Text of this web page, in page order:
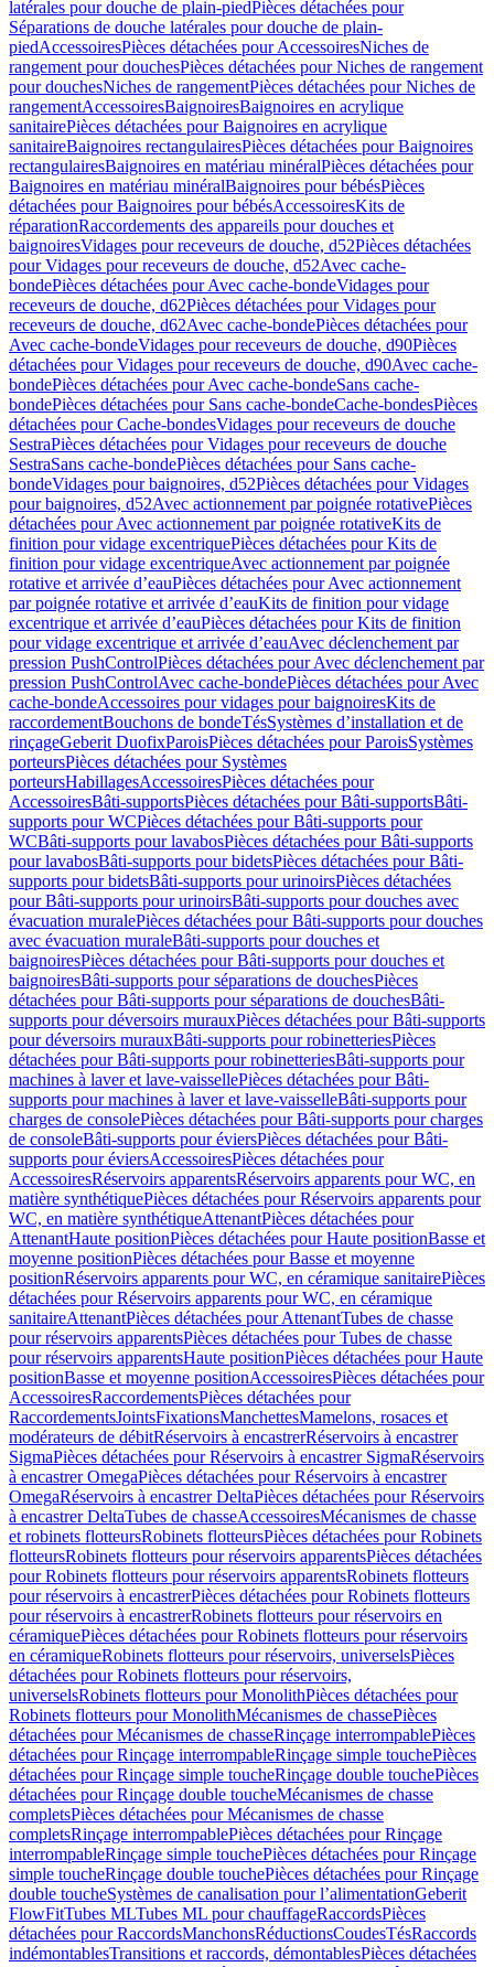
latérales pour douche de plain-piedPièces détachées pour
Séparations de douche latérales pour douche de plain-
piedAccessoiresPièces détachées pour AccessoiresNiches de
rangement pour douchesPièces détachées pour Niches de rangement
pour douchesNiches de rangementPièces détachées pour Niches de
rangementAccessoiresBaignoiresBaignoires en acrylique
sanitairePièces détachées pour Baignoires en acrylique
sanitaireBaignoires rectangulairesPièces détachées pour Baignoires
rectangulairesBaignoires en matériau minéralPièces détachées pour
Baignoires en matériau minéralBaignoires pour bébésPièces
détachées pour Baignoires pour bébésAccessoiresKits de
réparationRaccordements des appareils pour douches et
baignoiresVidages pour receveurs de douche, d52Pièces détachées
pour Vidages pour receveurs de douche, d52Avec cache-
bondePièces détachées pour Avec cache-bondeVidages pour
receveurs de douche, d62Pièces détachées pour Vidages pour
receveurs de douche, d62Avec cache-bondePièces détachées pour
Avec cache-bondeVidages pour receveurs de douche, d90Pièces
détachées pour Vidages pour receveurs de douche, d90Avec cache-
bondePièces détachées pour Avec cache-bondeSans cache-
bondePièces détachées pour Sans cache-bondeCache-bondesPièces
détachées pour Cache-bondesVidages pour receveurs de douche
SestraPièces détachées pour Vidages pour receveurs de douche
SestraSans cache-bondePièces détachées pour Sans cache-
bondeVidages pour baignoires, d52Pièces détachées pour Vidages
pour baignoires, d52Avec actionnement par poignée rotativePièces
détachées pour Avec actionnement par poignée rotativeKits de
finition pour vidage excentriquePièces détachées pour Kits de
finition pour vidage excentriqueAvec actionnement par poignée
rotative et arrivée d’eauPièces détachées pour Avec actionnement
par poignée rotative et arrivée d’eauKits de finition pour vidage
excentrique et arrivée d’eauPièces détachées pour Kits de finition
pour vidage excentrique et arrivée d’eauAvec déclenchement par
pression PushControlPièces détachées pour Avec déclenchement par
pression PushControlAvec cache-bondePièces détachées pour Avec
cache-bondeAccessoires pour vidages pour baignoiresKits de
raccordementBouchons de bondeTésSystèmes d’installation et de
rinçageGeberit DuofixParoisPièces détachées pour ParoisSystèmes
porteursPièces détachées pour Systèmes
porteursHabillagesAccessoiresPièces détachées pour
AccessoiresBâti-supportsPièces détachées pour Bâti-supportsBâti-
supports pour WCPièces détachées pour Bâti-supports pour
WCBâti-supports pour lavabosPièces détachées pour Bâti-supports
pour lavabosBâti-supports pour bidetsPièces détachées pour Bâti-
supports pour bidetsBâti-supports pour urinoirsPièces détachées
pour Bâti-supports pour urinoirsBâti-supports pour douches avec
évacuation muralePièces détachées pour Bâti-supports pour douches
avec évacuation muraleBâti-supports pour douches et
baignoiresPièces détachées pour Bâti-supports pour douches et
baignoiresBâti-supports pour séparations de douchesPièces
détachées pour Bâti-supports pour séparations de douchesBâti-
supports pour déversoirs murauxPièces détachées pour Bâti-supports
pour déversoirs murauxBâti-supports pour robinetteriesPièces
détachées pour Bâti-supports pour robinetteriesBâti-supports pour
machines à laver et lave-vaissellePièces détachées pour Bâti-
supports pour machines à laver et lave-vaisselleBâti-supports pour
charges de consolePièces détachées pour Bâti-supports pour charges
de consoleBâti-supports pour éviersPièces détachées pour Bâti-
supports pour éviersAccessoiresPièces détachées pour
AccessoiresRéservoirs apparentsRéservoirs apparents pour WC, en
matière synthétiquePièces détachées pour Réservoirs apparents pour
WC, en matière synthétiqueAttenantPièces détachées pour
AttenantHaute positionPièces détachées pour Haute positionBasse et
moyenne positionPièces détachées pour Basse et moyenne
positionRéservoirs apparents pour WC, en céramique sanitairePièces
détachées pour Réservoirs apparents pour WC, en céramique
sanitaireAttenantPièces détachées pour AttenantTubes de chasse
pour réservoirs apparentsPièces détachées pour Tubes de chasse
pour réservoirs apparentsHaute positionPièces détachées pour Haute
positionBasse et moyenne positionAccessoiresPièces détachées pour
AccessoiresRaccordementsPièces détachées pour
RaccordementsJointsFixationsManchettesMamelons, rosaces et
modérateurs de débitRéservoirs à encastrerRéservoirs à encastrer
SigmaPièces détachées pour Réservoirs à encastrer SigmaRéservoirs
à encastrer OmegaPièces détachées pour Réservoirs à encastrer
OmegaRéservoirs à encastrer DeltaPièces détachées pour Réservoirs
à encastrer DeltaTubes de chasseAccessoiresMécanismes de chasse
et robinets flotteursRobinets flotteursPièces détachées pour Robinets
flotteursRobinets flotteurs pour réservoirs apparentsPièces détachées
pour Robinets flotteurs pour réservoirs apparentsRobinets flotteurs
pour réservoirs à encastrerPièces détachées pour Robinets flotteurs
pour réservoirs à encastrerRobinets flotteurs pour réservoirs en
céramiquePièces détachées pour Robinets flotteurs pour réservoirs
en céramiqueRobinets flotteurs pour réservoirs, universelsPièces
détachées pour Robinets flotteurs pour réservoirs,
universelsRobinets flotteurs pour MonolithPièces détachées pour
Robinets flotteurs pour MonolithMécanismes de chassePièces
détachées pour Mécanismes de chasseRinçage interrompablePièces
détachées pour Rinçage interrompableRinçage simple touchePièces
détachées pour Rinçage simple toucheRinçage double touchePièces
détachées pour Rinçage double toucheMécanismes de chasse
completsPièces détachées pour Mécanismes de chasse
completsRinçage interrompablePièces détachées pour Rinçage
interrompableRinçage simple touchePièces détachées pour Rinçage
simple toucheRinçage double touchePièces détachées pour Rinçage
double toucheSystèmes de canalisation pour l’alimentationGeberit
FlowFitTubes MLTubes ML pour chauffageRaccordsPièces
détachées pour RaccordsManchonsRéductionsCoudesTésRaccords
indémontablesTransitions et raccords, démontablesPièces détachées